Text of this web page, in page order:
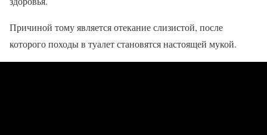
Причиной тому является отекание слизистой, после
которого походы в туалет становятся настоящей мукой.